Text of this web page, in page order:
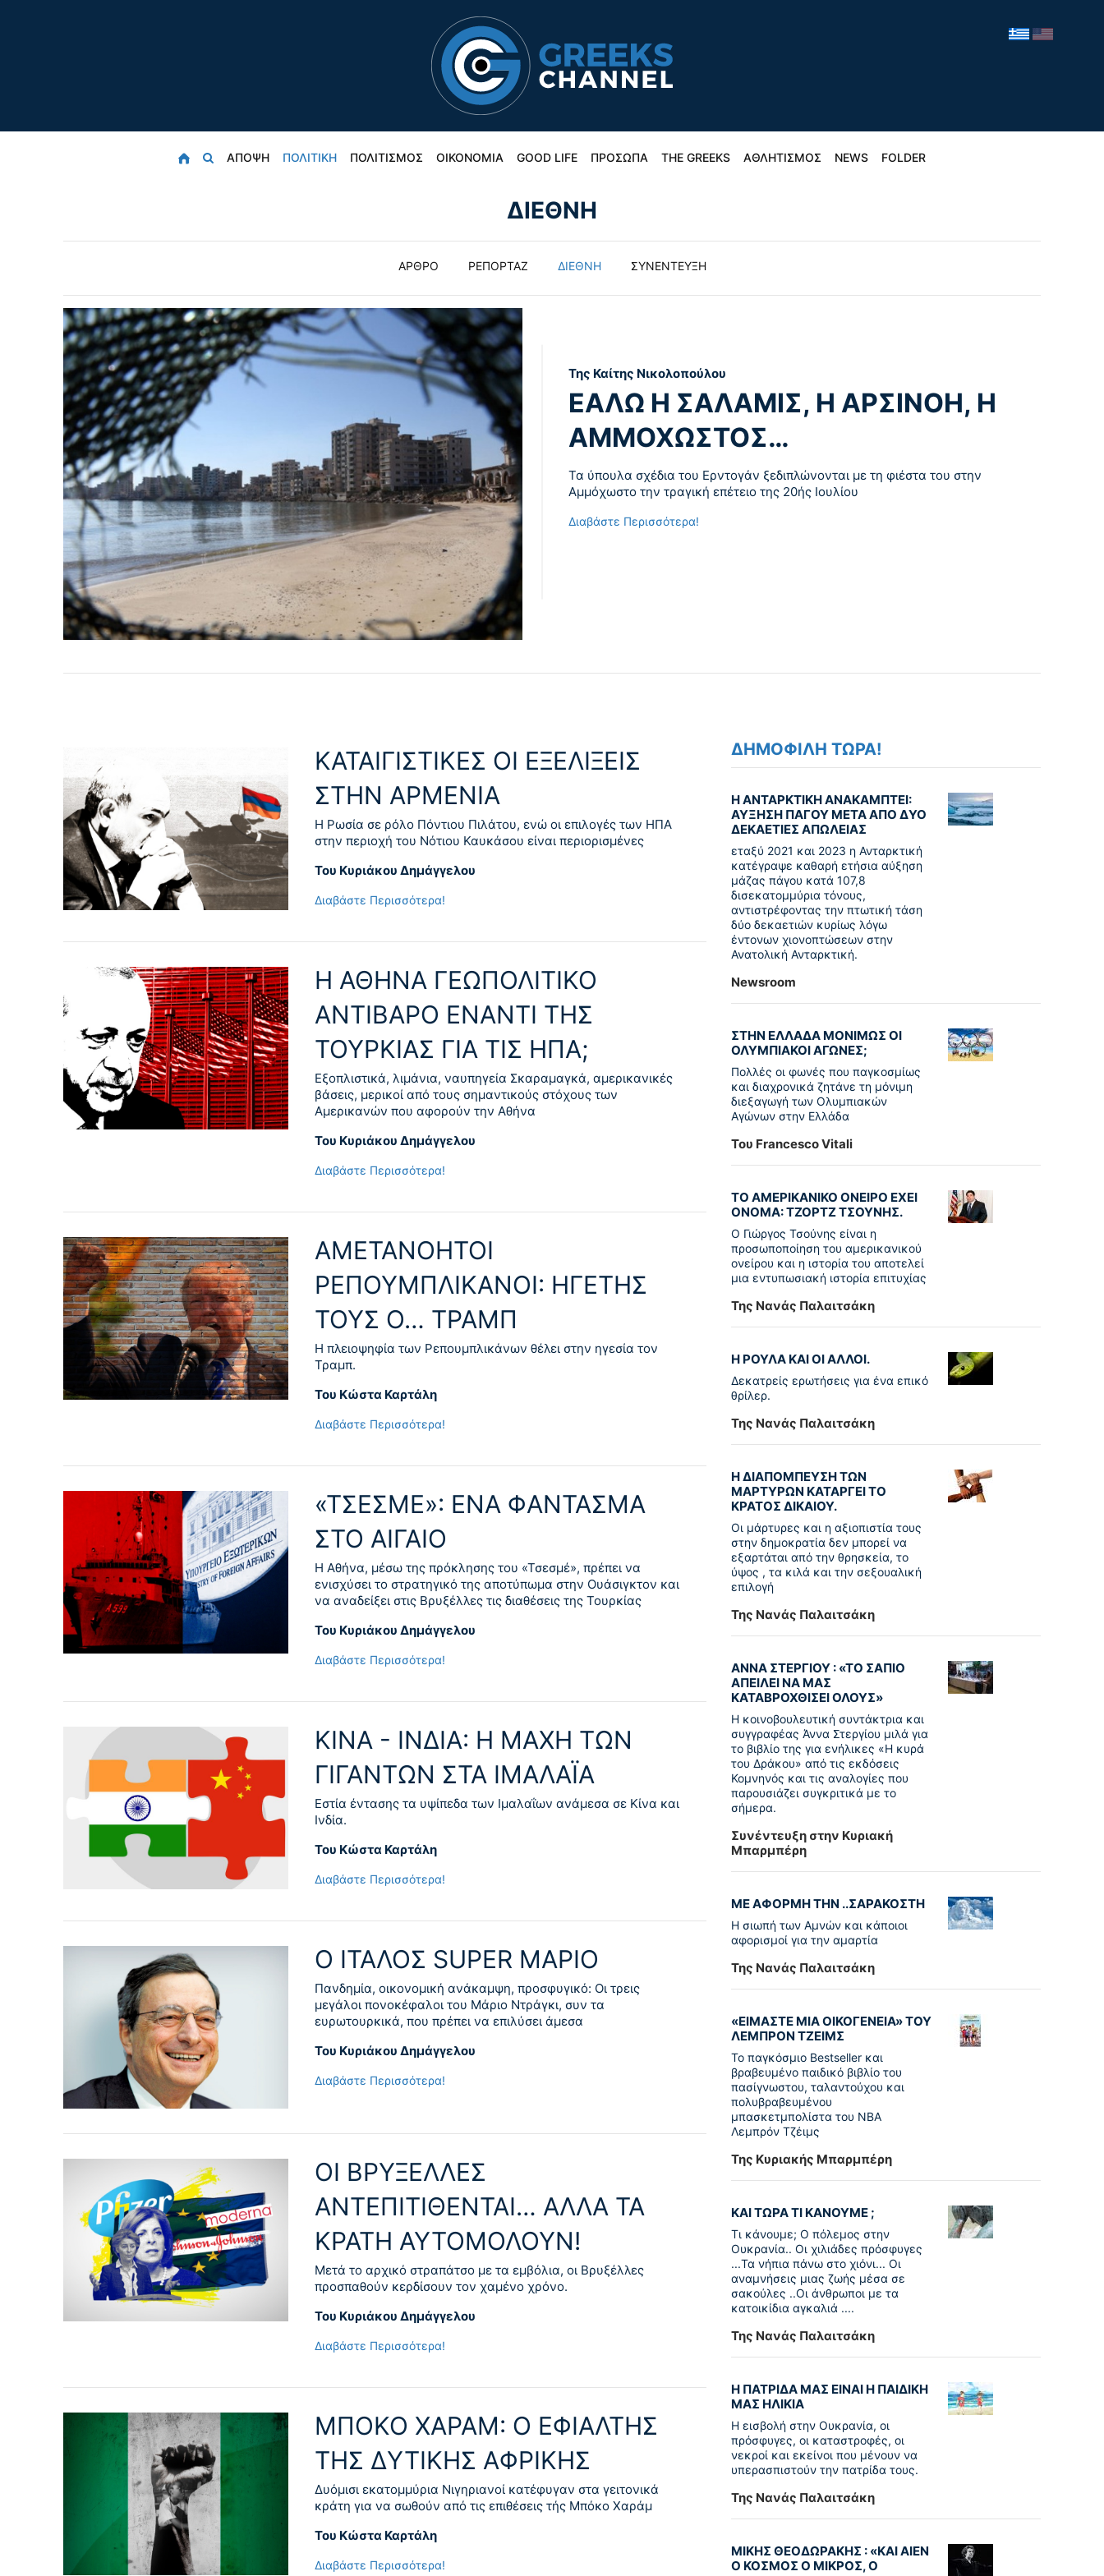
ΑΠΟΨΗ ΠΟΛΙΤΙΚΗ ΠΟΛΙΤΙΣΜΟΣ ΟΙΚΟΝΟΜΙΑ GOOD LIFE ΠΡΟΣΩΠΑ THE GREEKS ΑΘΛΗΤΙΣΜΟΣ NEWS FOLDER
ΔΙΕΘΝΗ
ΑΡΘΡΟ ΡΕΠΟΡΤΑΖ ΔΙΕΘΝΗ ΣΥΝΕΝΤΕΥΞΗ
Της Καίτης Νικολοπούλου
ΕΑΛΩ Η ΣΑΛΑΜΙΣ, Η ΑΡΣΙΝΟΗ, Η
ΑΜΜΟΧΩΣΤΟΣ…
Τα ύπουλα σχέδια του Ερντογάν ξεδιπλώνονται με τη φιέστα του στην
Αμμόχωστο την τραγική επέτειο της 20ής Ιουλίου
Διαβάστε Περισσότερα!
ΚΑΤΑΙΓΙΣΤΙΚΕΣ ΟΙ ΕΞΕΛΙΞΕΙΣ
ΣΤΗΝ ΑΡΜΕΝΙΑ
Η Ρωσία σε ρόλο Πόντιου Πιλάτου, ενώ οι επιλογές των ΗΠΑ
στην περιοχή του Νότιου Καυκάσου είναι περιορισμένες
Του Κυριάκου Δημάγγελου
Διαβάστε Περισσότερα!
Η ΑΘΗΝΑ ΓΕΩΠΟΛΙΤΙΚΟ
ΑΝΤΙΒΑΡΟ ΕΝΑΝΤΙ ΤΗΣ
ΤΟΥΡΚΙΑΣ ΓΙΑ ΤΙΣ ΗΠΑ;
Εξοπλιστικά, λιμάνια, ναυπηγεία Σκαραμαγκά, αμερικανικές
βάσεις, μερικοί από τους σημαντικούς στόχους των
Αμερικανών που αφορούν την Αθήνα
Του Κυριάκου Δημάγγελου
Διαβάστε Περισσότερα!
AMETANOHTOI
ΡΕΠΟΥΜΠΛΙΚΑΝΟΙ: ΗΓΕΤΗΣ
ΤΟΥΣ Ο… ΤΡΑΜΠ
Η πλειοψηφία των Ρεπουμπλικάνων θέλει στην ηγεσία τον
Τραμπ.
Του Κώστα Καρτάλη
Διαβάστε Περισσότερα!
«ΤΣΕΣΜΕ»: ΕΝΑ ΦΑΝΤΑΣΜΑ
ΣΤΟ ΑΙΓΑΙΟ
Η Αθήνα, μέσω της πρόκλησης του «Τσεσμέ», πρέπει να
ενισχύσει το στρατηγικό της αποτύπωμα στην Ουάσιγκτον και
να αναδείξει στις Βρυξέλλες τις διαθέσεις της Τουρκίας
Του Κυριάκου Δημάγγελου
Διαβάστε Περισσότερα!
ΚΙΝΑ - ΙΝΔΙΑ: Η ΜΑΧΗ ΤΩΝ
ΓΙΓΑΝΤΩΝ ΣΤΑ ΙΜΑΛΑΪΑ
Εστία έντασης τα υψίπεδα των Ιμαλαΐων ανάμεσα σε Κίνα και
Ινδία.
Του Κώστα Καρτάλη
Διαβάστε Περισσότερα!
Ο ΙΤΑΛΟΣ SUPER ΜΑΡΙΟ
Πανδημία, οικονομική ανάκαμψη, προσφυγικό: Οι τρεις
μεγάλοι πονοκέφαλοι του Μάριο Ντράγκι, συν τα
ευρωτουρκικά, που πρέπει να επιλύσει άμεσα
Του Κυριάκου Δημάγγελου
Διαβάστε Περισσότερα!
ΟΙ ΒΡΥΞΕΛΛΕΣ
ΑΝΤΕΠΙΤΙΘΕΝΤΑΙ… ΑΛΛΑ ΤΑ
ΚΡΑΤΗ ΑΥΤΟΜΟΛΟΥΝ!
Μετά το αρχικό στραπάτσο με τα εμβόλια, οι Βρυξέλλες
προσπαθούν κερδίσουν τον χαμένο χρόνο.
Του Κυριάκου Δημάγγελου
Διαβάστε Περισσότερα!
ΜΠΟΚΟ ΧΑΡΑΜ: Ο ΕΦΙΑΛΤΗΣ
ΤΗΣ ΔΥΤΙΚΗΣ ΑΦΡΙΚΗΣ
Δυόμισι εκατομμύρια Νιγηριανοί κατέφυγαν στα γειτονικά
κράτη για να σωθούν από τις επιθέσεις τής Μπόκο Χαράμ
Του Κώστα Καρτάλη
Διαβάστε Περισσότερα!
ΔΗΜΟΦΙΛΗ ΤΩΡΑ!
Η ΑΝΤΑΡΚΤΙΚΗ ΑΝΑΚΑΜΠΤΕΙ:
ΑΥΞΗΣΗ ΠΑΓΟΥ ΜΕΤΑ ΑΠΟ ΔΥΟ
ΔΕΚΑΕΤΙΕΣ ΑΠΩΛΕΙΑΣ
εταξύ 2021 και 2023 η Ανταρκτική
κατέγραψε καθαρή ετήσια αύξηση
μάζας πάγου κατά 107,8
δισεκατομμύρια τόνους,
αντιστρέφοντας την πτωτική τάση
δύο δεκαετιών κυρίως λόγω
έντονων χιονοπτώσεων στην
Ανατολική Ανταρκτική.
Newsroom
ΣΤΗΝ ΕΛΛΑΔΑ ΜΟΝΙΜΩΣ ΟΙ
ΟΛΥΜΠΙΑΚΟΙ ΑΓΩΝΕΣ;
Πολλές οι φωνές που παγκοσμίως
και διαχρονικά ζητάνε τη μόνιμη
διεξαγωγή των Ολυμπιακών
Αγώνων στην Ελλάδα
Του Francesco Vitali
ΤΟ ΑΜΕΡΙΚΑΝΙΚΟ ΟΝΕΙΡΟ ΕΧΕΙ
ΟΝΟΜΑ: ΤΖΟΡΤΖ ΤΣΟΥΝΗΣ.
Ο Γιώργος Τσούνης είναι η
προσωποποίηση του αμερικανικού
ονείρου και η ιστορία του αποτελεί
μια εντυπωσιακή ιστορία επιτυχίας
Της Νανάς Παλαιτσάκη
Η ΡΟΥΛΑ ΚΑΙ ΟΙ ΑΛΛΟΙ.
Δεκατρείς ερωτήσεις για ένα επικό
θρίλερ.
Της Νανάς Παλαιτσάκη
Η ΔΙΑΠΟΜΠΕΥΣΗ ΤΩΝ
ΜΑΡΤΥΡΩΝ ΚΑΤΑΡΓΕΙ ΤΟ
ΚΡΑΤΟΣ ΔΙΚΑΙΟΥ.
Οι μάρτυρες και η αξιοπιστία τους
στην δημοκρατία δεν μπορεί να
εξαρτάται από την θρησκεία, το
ύψος , τα κιλά και την σεξουαλική
επιλογή
Της Νανάς Παλαιτσάκη
ΑΝΝΑ ΣΤΕΡΓΙΟΥ : «ΤΟ ΣΑΠΙΟ
ΑΠΕΙΛΕΙ ΝΑ ΜΑΣ
ΚΑΤΑΒΡΟΧΘΙΣΕΙ ΟΛΟΥΣ»
Η κοινοβουλευτική συντάκτρια και
συγγραφέας Άννα Στεργίου μιλά για
το βιβλίο της για ενήλικες «Η κυρά
του Δράκου» από τις εκδόσεις
Κομνηνός και τις αναλογίες που
παρουσιάζει συγκριτικά με το
σήμερα.
Συνέντευξη στην Κυριακή
Μπαρμπέρη
ΜΕ ΑΦΟΡΜΗ ΤΗΝ ..ΣΑΡΑΚΟΣΤΗ
Η σιωπή των Αμνών και κάποιοι
αφορισμοί για την αμαρτία
Της Νανάς Παλαιτσάκη
«ΕΙΜΑΣΤΕ ΜΙΑ ΟΙΚΟΓΕΝΕΙΑ» ΤΟΥ
ΛΕΜΠΡΟΝ ΤΖΕΙΜΣ
To παγκόσµιο Bestseller και
βραβευµένο παιδικό βιβλίο του
πασίγνωστου, ταλαντούχου και
πολυβραβευµένου
µπασκετµπολίστα του NBA
Λεµπρόν Τζέιμς
Της Κυριακής Μπαρμπέρη
ΚΑΙ ΤΩΡΑ ΤΙ ΚΑΝΟΥΜΕ ;
Τι κάνουμε; Ο πόλεμος στην
Ουκρανία.. Οι χιλιάδες πρόσφυγες
...Τα νήπια πάνω στο χιόνι... Οι
αναμνήσεις μιας ζωής μέσα σε
σακούλες ..Οι άνθρωποι με τα
κατοικίδια αγκαλιά ....
Της Νανάς Παλαιτσάκη
Η ΠΑΤΡΙΔΑ ΜΑΣ ΕΙΝΑΙ Η ΠΑΙΔΙΚΗ
ΜΑΣ ΗΛΙΚΙΑ
Η εισβολή στην Ουκρανία, οι
πρόσφυγες, οι καταστροφές, οι
νεκροί και εκείνοι που μένουν να
υπερασπιστούν την πατρίδα τους.
Της Νανάς Παλαιτσάκη
ΜΙΚΗΣ ΘΕΟΔΩΡΑΚΗΣ : «KAI ΑΙΕΝ
Ο ΚΟΣΜΟΣ Ο ΜΙΚΡΟΣ, Ο